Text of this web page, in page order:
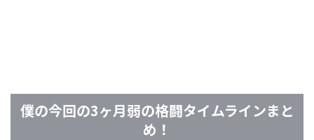
僕の今回の3ヶ月弱の格闘タイムラインまと
め！